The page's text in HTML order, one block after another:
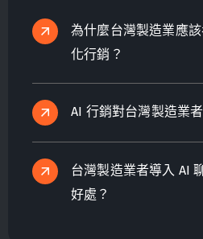
為什麼台灣製造業應
化行銷？
AI 行銷對台灣製造業
台灣製造業者導入 AI
好處？